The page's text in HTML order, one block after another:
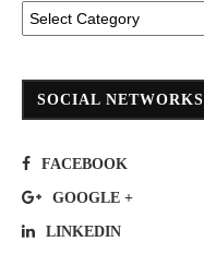
SOCIAL NETWORKS
FACEBOOK
GOOGLE +
LINKEDIN